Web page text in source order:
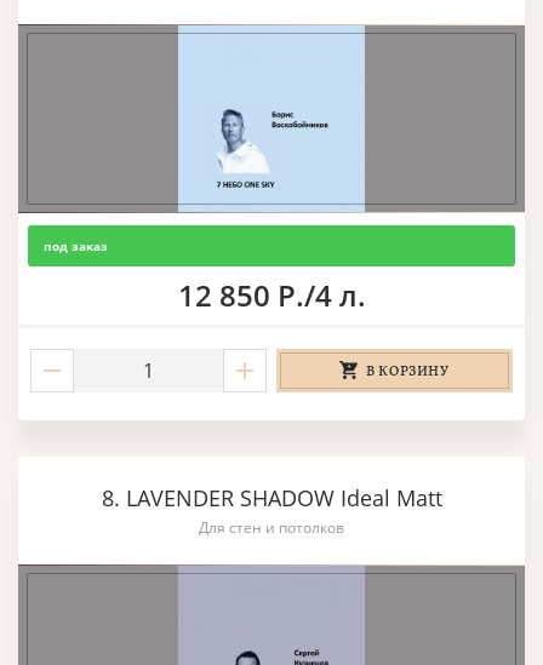
под заказ
12 850 Р./4 л.
В КОРЗИНУ
8. LAVENDER SHADOW Ideal Matt
Для стен и потолков